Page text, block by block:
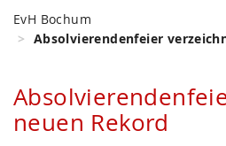
EvH Bochum
Absolvierendenfeier
neuen Rekord